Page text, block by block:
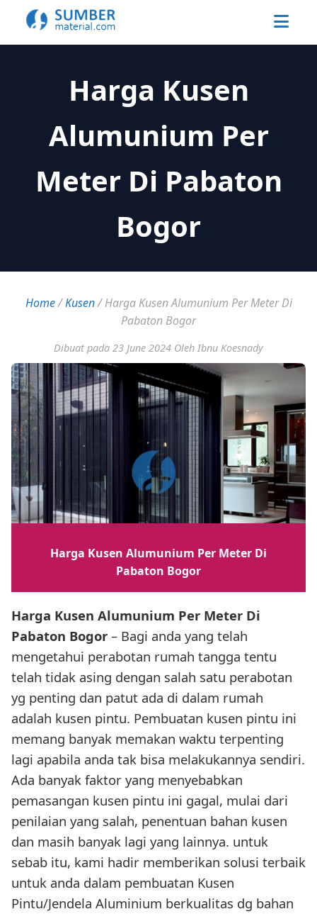
Harga Kusen
Alumunium Per
Meter Di Pabaton
Bogor
Home/Kusen/Harga Kusen Alumunium Per Meter Di
Pabaton Bogor
Dibuat pada 23 June 2024 Oleh Ibnu Koesnady
Harga Kusen Alumunium Per Meter Di
Pabaton Bogor
Harga Kusen Alumunium Per Meter Di
Pabaton Bogor – Bagi anda yang telah
mengetahui perabotan rumah tangga tentu
telah tidak asing dengan salah satu perabotan
yg penting dan patut ada di dalam rumah
adalah kusen pintu. Pembuatan kusen pintu ini
memang banyak memakan waktu terpenting
lagi apabila anda tak bisa melakukannya sendiri.
Ada banyak faktor yang menyebabkan
pemasangan kusen pintu ini gagal, mulai dari
penilaian yang salah, penentuan bahan kusen
dan masih banyak lagi yang lainnya. untuk
sebab itu, kami hadir memberikan solusi terbaik
untuk anda dalam pembuatan Kusen
Pintu/Jendela Aluminium berkualitas dg bahan